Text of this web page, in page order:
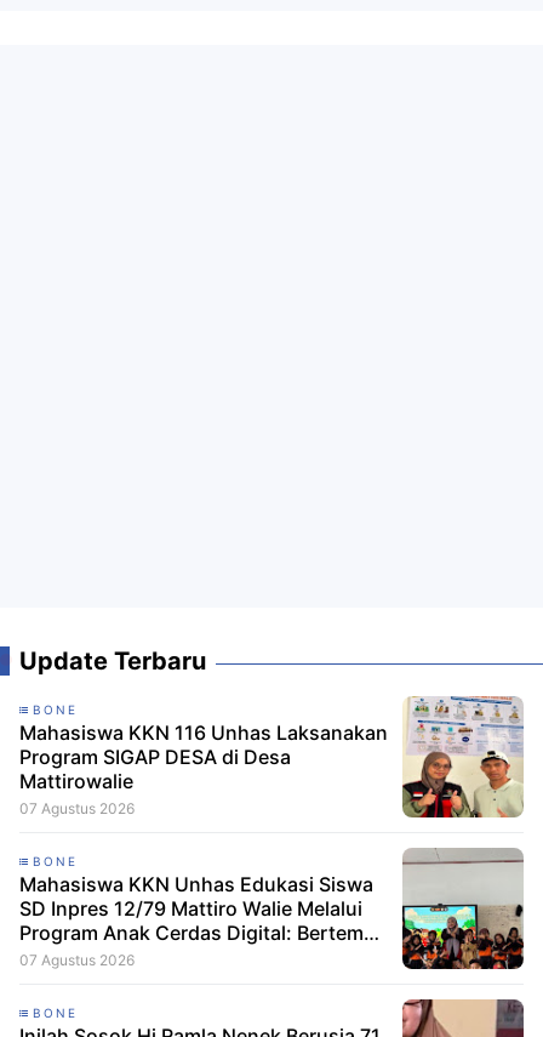
Update Terbaru
BONE
Mahasiswa KKN 116 Unhas Laksanakan
Program SIGAP DESA di Desa
Mattirowalie
07 Agustus 2026
BONE
Mahasiswa KKN Unhas Edukasi Siswa
SD Inpres 12/79 Mattiro Walie Melalui
Program Anak Cerdas Digital: Berteman
Baik, Berani Tolak Bullying
07 Agustus 2026
BONE